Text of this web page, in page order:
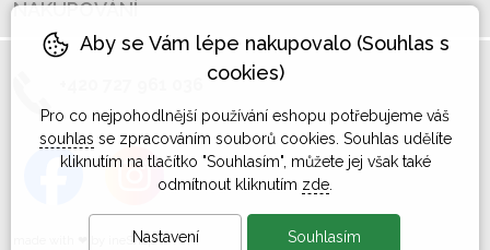
NAKUPOVÁNÍ
ineShop
Aby se Vám lépe nakupovalo (Souhlas s
cookies)
Pro co nejpohodlnější používání eshopu potřebujeme váš
souhlas se zpracováním souborů cookies. Souhlas udělíte
kliknutím na tlačítko "Souhlasím", můžete jej však také
odmítnout kliknutím zde
Nastavení Souhlasím